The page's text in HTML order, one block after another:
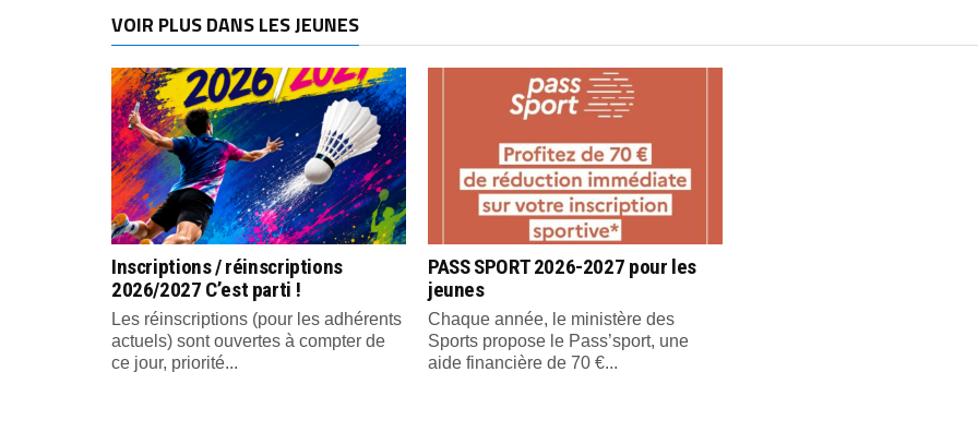
VOIR PLUS DANS LES JEUNES
Inscriptions / réinscriptions
2026/2027 C’est parti !
Les réinscriptions (pour les adhérents
actuels) sont ouvertes à compter de
ce jour, priorité...
PASS SPORT 2026-2027 pour les
jeunes
Chaque année, le ministère des
Sports propose le Pass’sport, une
aide financière de 70 €...